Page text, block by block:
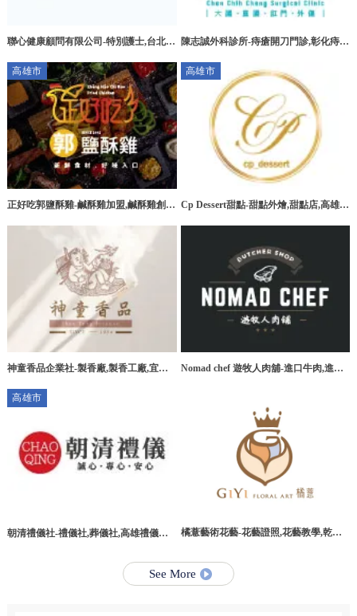
聯心健康顧問有限公司-特別護士,台北特
陳志誠外科診所-痔瘡開刀門診,彰化痔瘡
高雄市
正好吃郭鹽酥雞-鹹酥雞加盟,鹹酥雞創
高雄市
Cp Dessert甜點-甜點外燴,甜點店,高雄甜
神童香品企業社-製香廠,製香工廠,宜蘭
Nomad chef 遊牧人肉舖-進口牛肉,進口
高雄市
朝清禮儀社-禮儀社,葬儀社,高雄禮儀社,
橘薏藝術花藝-花藝證照,花藝教學,乾燥
See More